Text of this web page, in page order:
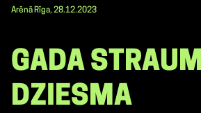
Arēnā Rīga, 28.12.2023
GADA
DZIESMA